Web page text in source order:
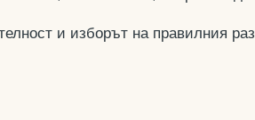
и изборът на правилния